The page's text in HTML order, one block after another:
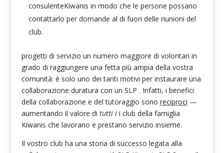
consulenteKiwanis in modo che le persone possano
contattarlo per domande al di fuori delle riunioni del
club.
progetti di servizio un numero maggiore di volontari in
grado di raggiungere una fetta più ampia della vostra
comunità: è solo uno dei tanti motivi per instaurare una
collaborazione duratura con un SLP . Infatti, i benefici
della collaborazione e del tutoraggio sono reciproci —
aumentando il valore di tutti ii club della famiglia
Kiwanis che lavorano e prestano servizio insieme.
Il vostro club ha una storia di successo legata alla